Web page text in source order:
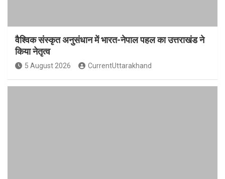
वैश्विक संस्कृत अनुसंधान में भारत-नेपाल पहल का उत्तराखंड ने
किया नेतृत्व
5 August 2026 CurrentUttarakhand